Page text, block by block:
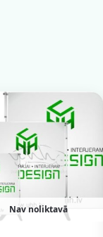
Nav noliktavā